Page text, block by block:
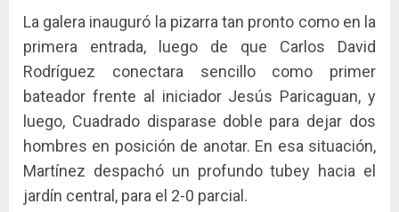
La galera inauguró la pizarra tan pronto como en la
primera entrada, luego de que Carlos David
Rodríguez conectara sencillo como primer
bateador frente al iniciador Jesús Paricaguan, y
luego, Cuadrado disparase doble para dejar dos
hombres en posición de anotar. En esa situación,
Martínez despachó un profundo tubey hacia el
jardín central, para el 2-0 parcial.